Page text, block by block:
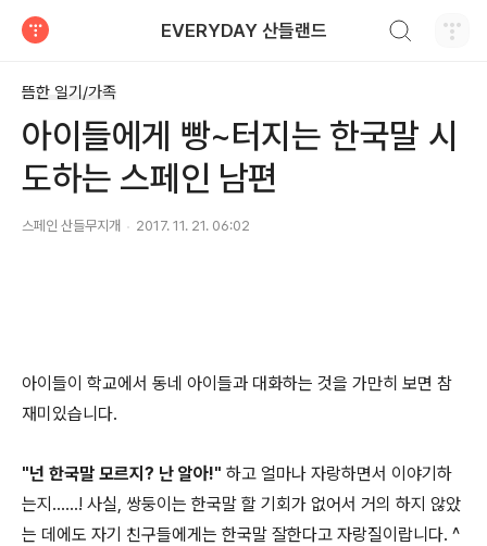
EVERYDAY 산들랜드
뜸한 일기/가족
아이들에게 빵~터지는 한국말 시
도하는 스페인 남편
스페인 산들무지개 2017. 11. 21. 06:02
아이들이 학교에서 동네 아이들과 대화하는 것을 가만히 보면 참
재미있습니다.
"넌 한국말 모르지? 난 알아!" 하고 얼마나 자랑하면서 이야기하
는지......! 사실, 쌍둥이는 한국말 할 기회가 없어서 거의 하지 않았
는 데에도 자기 친구들에게는 한국말 잘한다고 자랑질이랍니다. ^